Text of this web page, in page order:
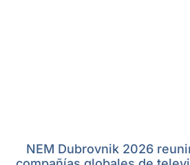
NEM Dubrovnik 2026